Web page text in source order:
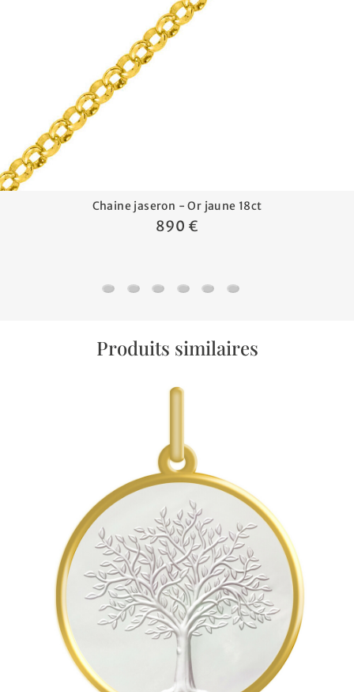
Chaine jaseron - Or jaune 18ct
890 €
Chaine jaseron - Or jaune 18ct
Chaine serpentine - Or jaune 18ct
Chaine forçat - Or jaune 18ct
Chaine marine battue - Or
Chaine forçat rond - Or
Chaine gourmette -
Produits similaires